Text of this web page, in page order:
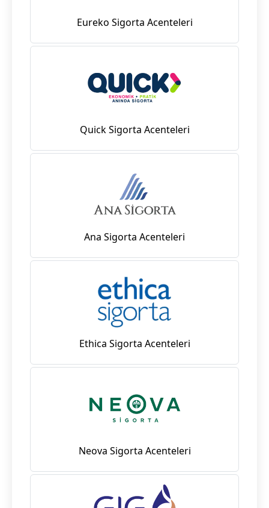
Eureko Sigorta Acenteleri
Quick Sigorta Acenteleri
Ana Sigorta Acenteleri
Ethica Sigorta Acenteleri
Neova Sigorta Acenteleri